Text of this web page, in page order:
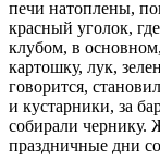
печи натоплены,
красный уголок,
клубом, в
картошку, лук,
говорится,
и кустарники, за
собирали чернику.
праздничные дни